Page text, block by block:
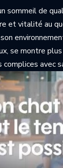
sommeil de
et vitalité au
se montre
avec